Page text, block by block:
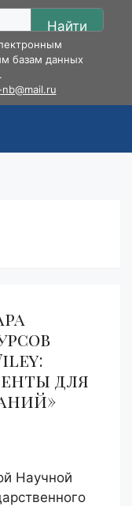
Найти
базам данных
для
Научной